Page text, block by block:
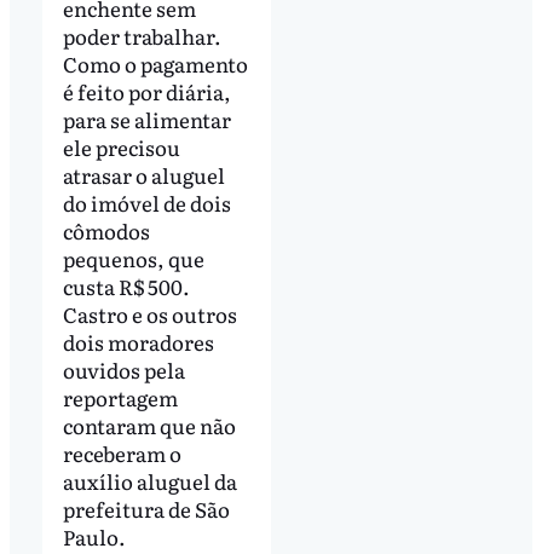
enchente sem
poder trabalhar.
Como o pagamento
é feito por diária,
para se alimentar
ele precisou
atrasar o aluguel
do imóvel de dois
cômodos
pequenos, que
custa R$ 500.
Castro e os outros
dois moradores
ouvidos pela
reportagem
contaram que não
receberam o
auxílio aluguel da
prefeitura de São
Paulo.